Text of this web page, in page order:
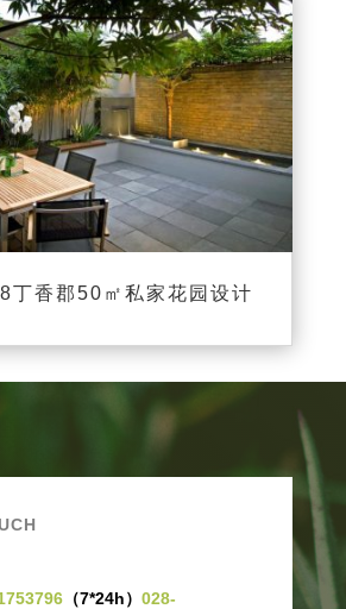
丁香郡50㎡私家花园设计
（7*24h） 028-